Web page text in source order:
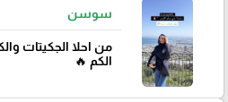
سوسن
من احلا الجكيتات
الكم 🔥